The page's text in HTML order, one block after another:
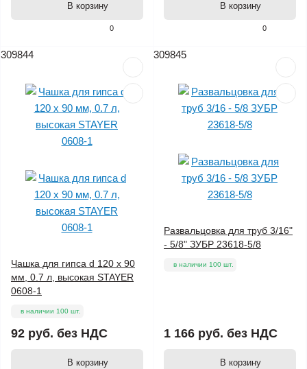
0
В корзину
0
В корзину
309844
Чашка для гипса d 120 х 90
мм, 0.7 л, высокая STAYER
0608-1
в наличии 100 шт.
92 руб. без НДС
В корзину
309845
Развальцовка для труб 3/16"
- 5/8" ЗУБР 23618-5/8
в наличии 100 шт.
1 166 руб. без НДС
В корзину